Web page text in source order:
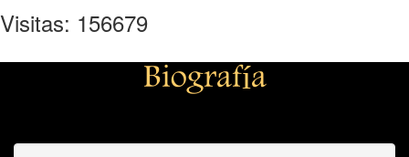
Visitas: 156679
Biografía